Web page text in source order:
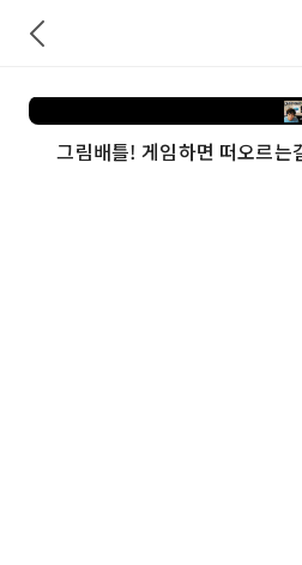
그림배틀! 게임하면 떠오르